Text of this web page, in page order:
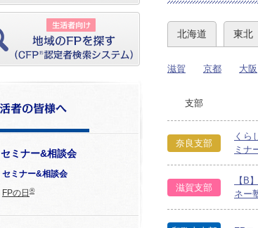
セミナー&相談会
セミナー&相談会
FPの日 ®
北海道 東北
滋賀 京都 大阪
支部
奈良支部
くら
ミナ
滋賀支部
【B
ネー